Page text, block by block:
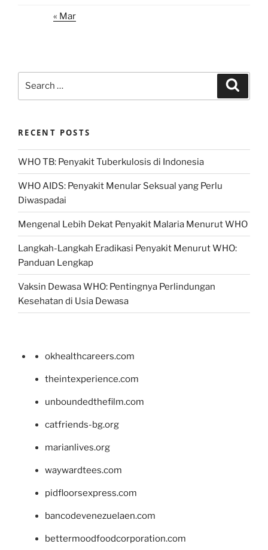
« Mar
RECENT POSTS
WHO TB: Penyakit Tuberkulosis di Indonesia
WHO AIDS: Penyakit Menular Seksual yang Perlu
Diwaspadai
Mengenal Lebih Dekat Penyakit Malaria Menurut WHO
Langkah-Langkah Eradikasi Penyakit Menurut WHO:
Panduan Lengkap
Vaksin Dewasa WHO: Pentingnya Perlindungan
Kesehatan di Usia Dewasa
okhealthcareers.com
theintexperience.com
unboundedthefilm.com
catfriends-bg.org
marianlives.org
waywardtees.com
pidfloorsexpress.com
bancodevenezuelaen.com
bettermoodfoodcorporation.com